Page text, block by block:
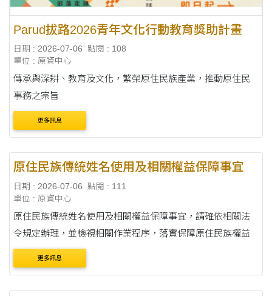
Parud拔路2026青年文化行動教育獎助計畫
日期 : 2026-07-06
點閱 : 108
單位 : 原資中心
傳承與深耕、教育及文化，繁榮原住民族產業，推動原住民
事務之宗旨
更多訊息
原住民族傳統姓名使用及相關權益保障事宜
日期 : 2026-07-06
點閱 : 111
單位 : 原資中心
原住民族傳統姓名使用及相關權益保障事宜，請確依相關法
令規定辦理，並檢視相關作業程序，落實保障原住民族權益
更多訊息